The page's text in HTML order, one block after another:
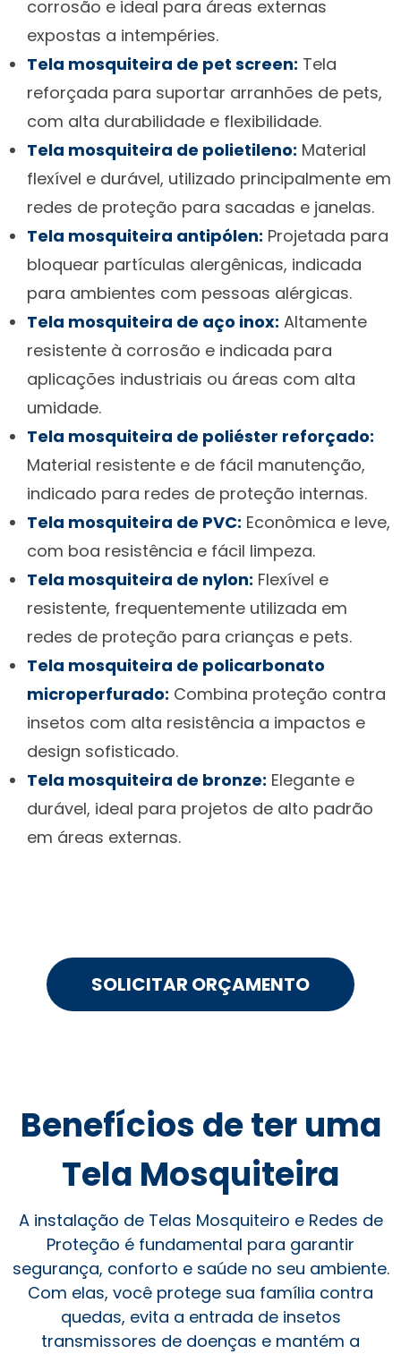
corrosão e ideal para áreas externas
expostas a intempéries.
Tela mosquiteira de pet screen: Tela
reforçada para suportar arranhões de pets,
com alta durabilidade e flexibilidade.
Tela mosquiteira de polietileno: Material
flexível e durável, utilizado principalmente em
redes de proteção para sacadas e janelas.
Tela mosquiteira antipólen: Projetada para
bloquear partículas alergênicas, indicada
para ambientes com pessoas alérgicas.
Tela mosquiteira de aço inox: Altamente
resistente à corrosão e indicada para
aplicações industriais ou áreas com alta
umidade.
Tela mosquiteira de poliéster reforçado:
Material resistente e de fácil manutenção,
indicado para redes de proteção internas.
Tela mosquiteira de PVC: Econômica e leve,
com boa resistência e fácil limpeza.
Tela mosquiteira de nylon: Flexível e
resistente, frequentemente utilizada em
redes de proteção para crianças e pets.
Tela mosquiteira de policarbonato
microperfurado: Combina proteção contra
insetos com alta resistência a impactos e
design sofisticado.
Tela mosquiteira de bronze: Elegante e
durável, ideal para projetos de alto padrão
em áreas externas.
SOLICITAR ORÇAMENTO
Benefícios de ter uma
Tela Mosquiteira
A instalação de Telas Mosquiteiro e Redes de
Proteção é fundamental para garantir
segurança, conforto e saúde no seu ambiente.
Com elas, você protege sua família contra
quedas, evita a entrada de insetos
transmissores de doenças e mantém a